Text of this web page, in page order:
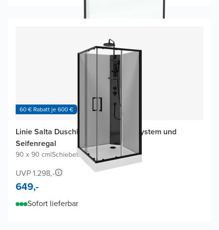
60 € Rabatt je 600 €
Linie Salta Duschkabine mit Duschsystem und
Seifenregal
90 x 90 cm|Schiebetür|Profil Schwarz
UVP 1.298,-
649,-
Sofort lieferbar